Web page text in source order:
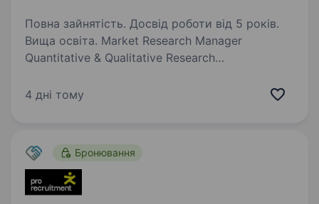
Повна зайнятість. Досвід роботи від 5 років.
Вища освіта. Market Research Manager
Quantitative & Qualitative Research
operating in the growing rented residential real
4 дні тому
Бронювання